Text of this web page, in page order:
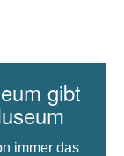
gibt
immer das